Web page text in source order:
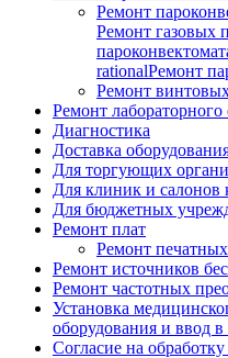
Ремонт
Ремонт газовых
rationalРемонт
Ремонт
Ремонт лабораторного
Диагностика
Доставка
Для торгующих
Для клиник и салонов
Для бюджетных
Ремонт плат
Ремонт
Ремонт источников
Ремонт частотных
Установка
оборудования и ввод
Согласие на